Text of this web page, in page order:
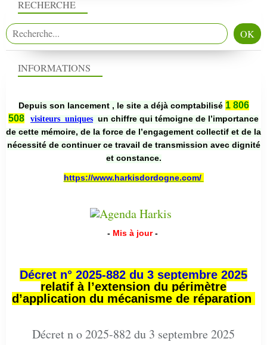
RECHERCHE
INFORMATIONS
Depuis son lancement , le site a déjà comptabilisé 1 806
508
visiteurs uniques un chiffre qui témoigne de l’importance
de cette mémoire, de la force de l’engagement collectif et de la
nécessité de continuer ce travail de transmission avec dignité
et constance.
https://www.harkisdordogne.com/
- Mis à jour -
Décret n° 2025-882 du 3 septembre 2025
relatif à l’extension du périmètre
d’application du mécanisme de réparation
Décret n o 2025-882 du 3 septembre 2025